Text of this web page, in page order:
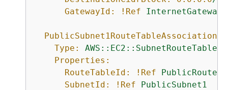
GatewayId:
!Ref InternetGateway
PublicSubnet1RouteTableAssociation:
Type:
Properties:
RouteTableId:
!Ref
SubnetId:
!Ref PublicSubnet1